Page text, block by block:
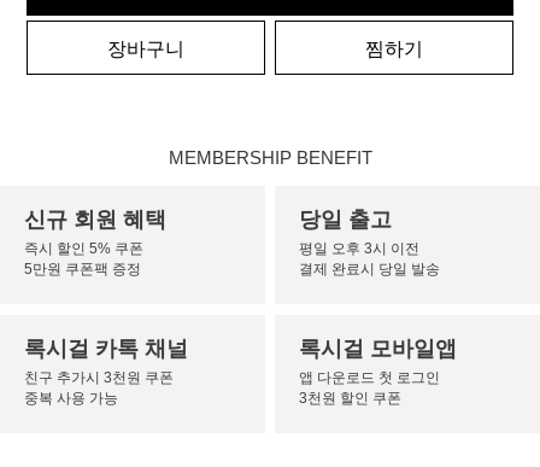
장바구니 찜하기
MEMBERSHIP BENEFIT
신규 회원 혜택
즉시 할인 5% 쿠폰
5만원 쿠폰팩 증정
당일 출고
평일 오후 3시 이전
결제 완료시 당일 발송
록시걸 카톡 채널
친구 추가시 3천원 쿠폰
중복 사용 가능
록시걸 모바일앱
앱 다운로드 첫 로그인
3천원 할인 쿠폰